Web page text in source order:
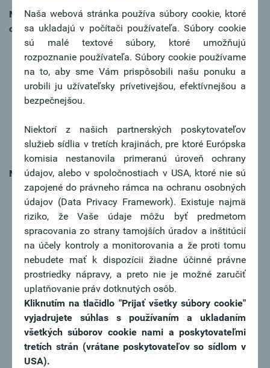
Nasledujúce platobné príkazy sú vyňaté z procesu
overenia príjemcu:
Prevody mimo priestoru EHP
Prevody, ktoré nie sú realizované v EUR
SEPA inkasá
SEPA urgentné prevody
Prevody z/na účty, ktoré nie sú platobnými účtami
Firmy môžu pri hromadných príkazoch upustiť od
overovania príjemcu (Opt-Out)
Naše odporúčania týkajúce sa overovania príjemcov:
Skontrolujte svoje platobné procesy a systémy, či nie
sú potrebné úpravy v súvislosti so zmenami
(nakladanie s informáciami o výsledkoch z overenia
príjemcov)
Skontrolujte, či je na vašich faktúrach uvedené
správne meno/názov príjemcu, použite na faktúrach
QR kód. Ak sa vaše obchodné meno líši od
skutočného názvu spoločnosti, obráťte sa na svojho
poradcu alebo ako platiteľ použite QR kódy na
faktúrach.
Pravidelne aktualizujte údaje o príjemcoch vo svojich
systémoch. V prípade pravidelných a overených
údajov o príjemcoch pri hromadných prevodoch
Naša webová stránka používa súbory cookie, ktoré
sa ukladajú v počítači používateľa. Súbory cookie
sú malé textové súbory, ktoré umožňujú
rozpoznanie používateľa. Súbory cookie používame
na to, aby sme Vám prispôsobili našu ponuku a
urobili ju užívateľsky prívetivejšou, efektívnejšou a
bezpečnejšou.
Niektorí z našich partnerských poskytovateľov
služieb sídlia v tretích krajinách, pre ktoré Európska
komisia nestanovila primeranú úroveň ochrany
údajov, alebo v spoločnostiach v USA, ktoré nie sú
zapojené do právneho rámca na ochranu osobných
údajov (Data Privacy Framework). Existuje najmä
riziko, že Vaše údaje môžu byť predmetom
spracovania zo strany tamojších úradov a inštitúcií
na účely kontroly a monitorovania a že proti tomu
nebudete mať k dispozícii žiadne účinné právne
prostriedky nápravy, a preto nie je možné zaručiť
uplatňovanie práv dotknutých osôb.
Kliknutím na tlačidlo "Prijať všetky súbory cookie"
vyjadrujete súhlas s používaním a ukladaním
všetkých súborov cookie nami a poskytovateľmi
tretích strán (vrátane poskytovateľov so sídlom v
USA).